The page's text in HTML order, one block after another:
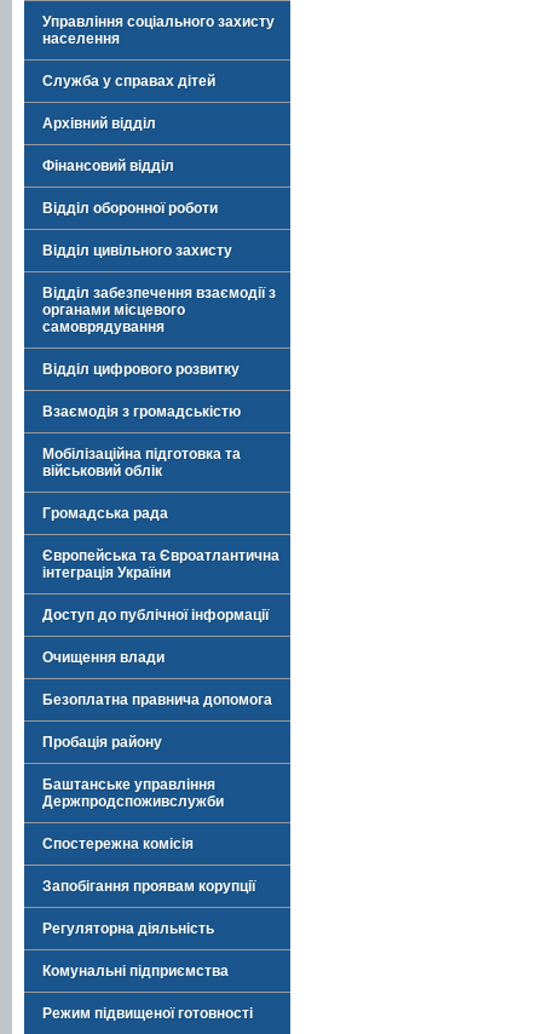
Управління соціального захисту
населення
Служба у справах дітей
Архівний відділ
Фінансовий відділ
Відділ оборонної роботи
Відділ цивільного захисту
Відділ забезпечення взаємодії з
органами місцевого
самоврядування
Відділ цифрового розвитку
Взаємодія з громадськістю
Мобілізаційна підготовка та
військовий облік
Громадська рада
Європейська та Євроатлантична
інтеграція України
Доступ до публічної інформації
Очищення влади
Безоплатна правнича допомога
Пробація району
Баштанське управління
Держпродспоживслужби
Спостережна комісія
Запобігання проявам корупції
Регуляторна діяльність
Комунальні підприємства
Режим підвищеної готовності